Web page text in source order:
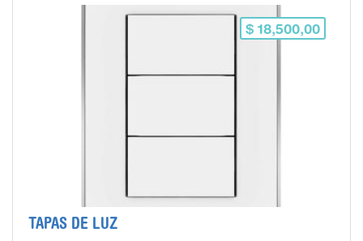
$ 18,500,00
TAPAS DE LUZ